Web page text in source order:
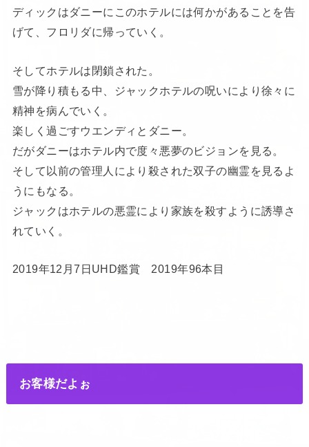
ディックはダニーにこのホテルには何かがあることを告
げて、フロリダに帰っていく。
そしてホテルは閉鎖された。
雪が降り積もる中、ジャックホテルの呪いにより徐々に
精神を病んでいく。
楽しく過ごすウエンディとダニー。
だがダニーはホテル内で度々悪夢のビジョンを見る。
そして以前の管理人により殺された双子の幽霊を見るよ
うにもなる。
ジャックはホテルの悪霊により家族を殺すように誘導さ
れていく。
2019年12月7日UHD鑑賞 2019年96本目
お客様だよぉ